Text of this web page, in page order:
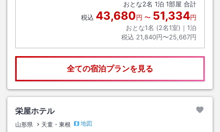
おとな2名 1泊 1部屋 合計
税込 43,680円 〜 51,334円
おとな1名 (2名1室)｜ 1泊
税込 21,840円〜25,667円
全ての宿泊プランを見る
栄屋ホテル
山形県 天童・東根
地図